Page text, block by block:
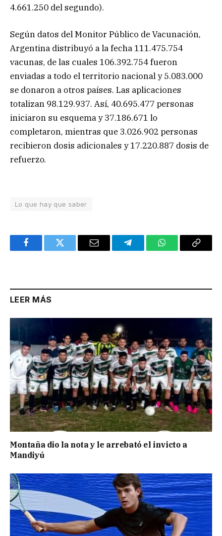
4.661.250 del segundo).
Según datos del Monitor Público de Vacunación,
Argentina distribuyó a la fecha 111.475.754
vacunas, de las cuales 106.392.754 fueron
enviadas a todo el territorio nacional y 5.083.000
se donaron a otros países. Las aplicaciones
totalizan 98.129.937. Así, 40.695.477 personas
iniciaron su esquema y 37.186.671 lo
completaron, mientras que 3.026.902 personas
recibieron dosis adicionales y 17.220.887 dosis de
refuerzo.
Lo que hay que saber
FacebookTwitter Email TelegramWhatsAppCopy
LEER MÁS
Montaña dio la nota y le arrebató el invicto a
Mandiyú